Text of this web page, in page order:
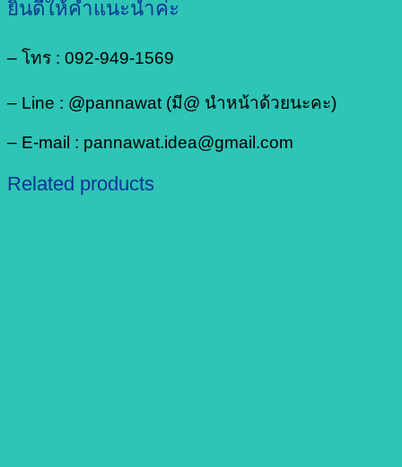
ยินดีให้คำแนะนำค่ะ
– โทร : 092-949-1569
– Line : @pannawat (มี@ นำหน้าด้วยนะคะ)
– E-mail : pannawat.idea@gmail.com
Related products